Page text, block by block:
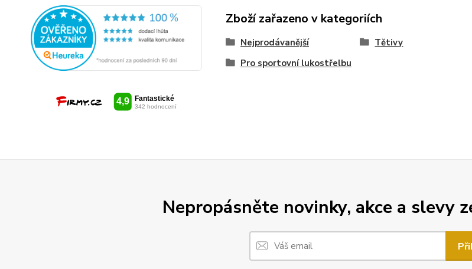
Zboží zařazeno v kategoriích
Nejprodávanější Tětivy
Pro sportovní lukostřelbu
Nepropásněte novinky, akce a slevy